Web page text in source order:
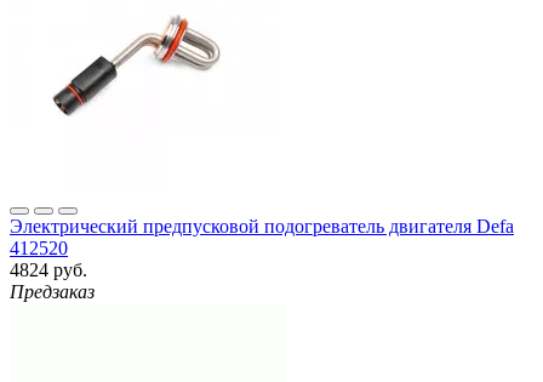
Электрический предпусковой подогреватель двигателя Defa
412520
4824 руб.
Предзаказ